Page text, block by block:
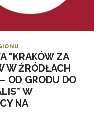
"KRAKÓW ZA
W ŹRÓDŁACH
OD GRODU DO
W
NA